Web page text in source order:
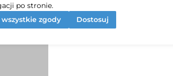
po stronie.
zgody
Dostosuj